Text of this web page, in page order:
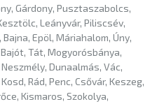
Gárdony, Pusztaszabolcs,
Leányvár, Piliscsév,
Epöl, Máriahalom, Úny,
Tát, Mogyorósbánya,
Dunaalmás, Vác,
Rád, Penc, Csővár, Keszeg,
Kismaros, Szokolya,